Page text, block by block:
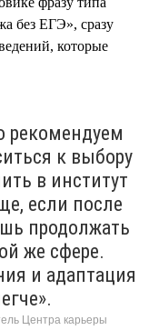
без ЕГЭ», сразу
которые
рекомендуем
к выбору
в институт
если после
продолжать
же сфере.
и адаптация
Центра карьеры